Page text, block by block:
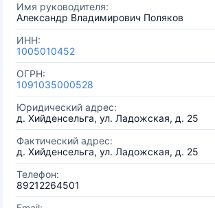
Имя руководителя:
Александр Владимирович Поляков
ИНН:
1005010452
ОГРН:
1091035000528
Юридический адрес:
д. Хийденсельга, ул. Ладожская, д. 25
Фактический адрес:
д. Хийденсельга, ул. Ладожская, д. 25
Телефон:
89212264501